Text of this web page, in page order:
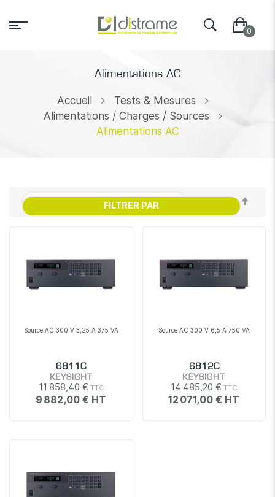
Alimentations AC
Accueil
Tests & Mesures
Alimentations / Charges / Sources
Alimentations AC
Source AC 300 V 3,25 A 375 VA
6811C
KEYSIGHT
11 858,40 €
9 882,00 €
Source AC 300 V 6,5 A 750 VA
6812C
KEYSIGHT
14 485,20 €
12 071,00 €
FILTRER PAR